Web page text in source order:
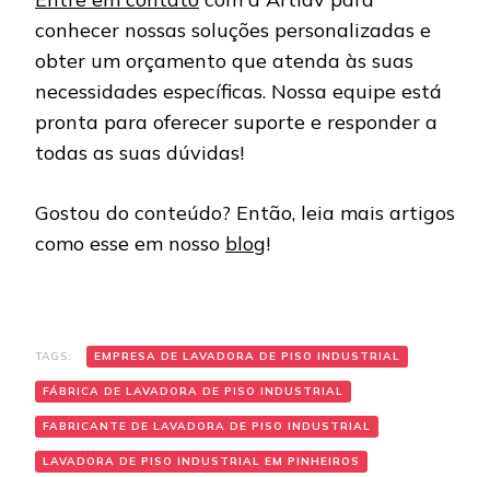
conhecer nossas soluções personalizadas e
obter um orçamento que atenda às suas
necessidades específicas. Nossa equipe está
pronta para oferecer suporte e responder a
todas as suas dúvidas!
Gostou do conteúdo? Então, leia mais artigos
como esse em nosso blog!
TAGS: EMPRESA DE LAVADORA DE PISO INDUSTRIAL
FÁBRICA DE LAVADORA DE PISO INDUSTRIAL
FABRICANTE DE LAVADORA DE PISO INDUSTRIAL
LAVADORA DE PISO INDUSTRIAL EM PINHEIROS